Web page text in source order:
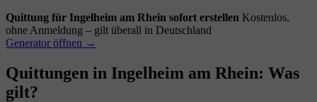
Quittung für Ingelheim am Rhein sofort erstellen Kostenlos,
ohne Anmeldung – gilt überall in Deutschland
Generator öffnen →
Quittungen in Ingelheim am Rhein: Was
gilt?